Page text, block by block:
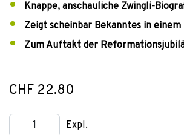
Knappe, anschauliche Zwingli-
Zeigt scheinbar Bekanntes in
Zum Auftakt der
CHF 22.80
Expl.